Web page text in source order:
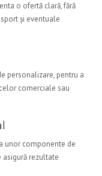
o ofertă clară, fără
și eventuale
personalizare, pentru a
comerciale sau
unor componente de
asigură rezultate